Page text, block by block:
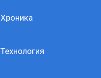
Хроника
Технология